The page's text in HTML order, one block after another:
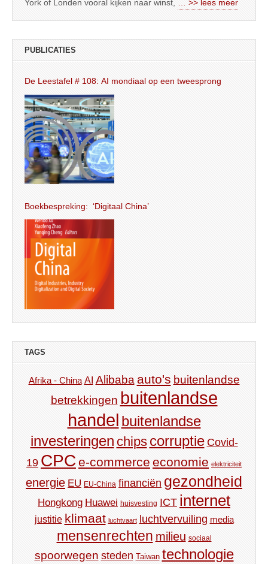
York of Londen vooral kijken naar winst, … >> lees meer
PUBLICATIES
De Leestafel # 108: AI mondiaal op een tweesprong
Boekbespreking: ‘Digitaal China’
TAGS
Afrika - China AI Alibaba auto's buitenlandse
betrekkingen buitenlandse
handel buitenlandse
investeringen chips corruptie Covid-
19 CPC e-commerce economie elektriciteit
energie EU EU-China financiën gezondheid
Hongkong Huawei huisvesting ICT internet
justitie klimaat luchtvaart luchtvervuiling media
mensenrechten milieu sociaal
spoorwegen steden Taiwan technologie